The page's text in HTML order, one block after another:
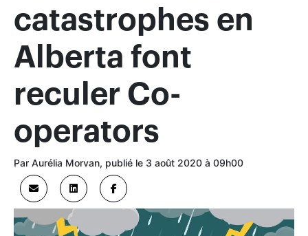
catastrophes en
Alberta font
reculer Co-
operators
Par Aurélia Morvan, publié le 3 août 2020 à 09h00